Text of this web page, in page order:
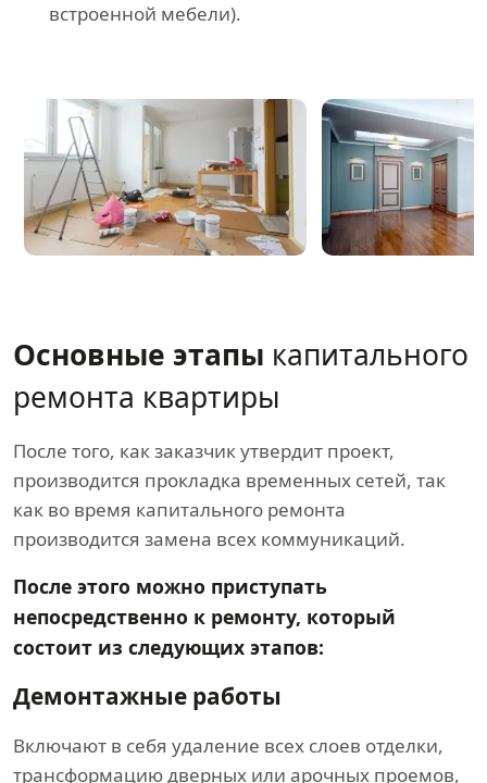
встроенной мебели).
Основные этапы капитального
ремонта квартиры
После того, как заказчик утвердит проект,
производится прокладка временных сетей, так
как во время капитального ремонта
производится замена всех коммуникаций.
После этого можно приступать
непосредственно к ремонту, который
состоит из следующих этапов:
Демонтажные работы
Включают в себя удаление всех слоев отделки,
трансформацию дверных или арочных проемов,